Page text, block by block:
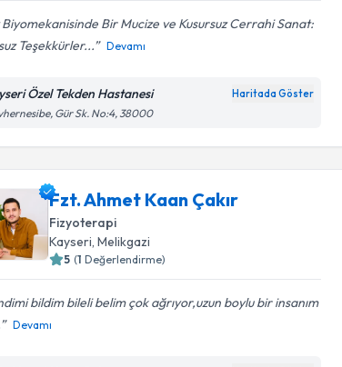
Biyomekanisinde Bir Mucize ve Kusursuz Cerrahi Sanat:
Teşekkürler...
Devamı
Özel Tekden Hastanesi Haritada Göster
Gür Sk. No:4, 38000
Fzt. Ahmet Kaan Çakır
Fizyoterapi
Kayseri , Melikgazi
5 (1 Değerlendirme)
bildim bileli belim çok ağrıyor,uzun boylu bir insanım
Devamı